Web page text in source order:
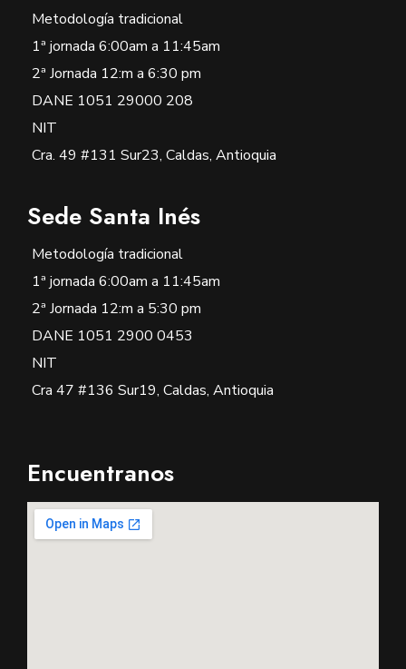
Metodología tradicional
1ª jornada 6:00am a 11:45am
2ª Jornada 12:m a 6:30 pm
DANE 1051 29000 208
NIT
Cra. 49 #131 Sur23, Caldas, Antioquia
Sede Santa Inés
Metodología tradicional
1ª jornada 6:00am a 11:45am
2ª Jornada 12:m a 5:30 pm
DANE 1051 2900 0453
NIT
Cra 47 #136 Sur19, Caldas, Antioquia
Encuentranos